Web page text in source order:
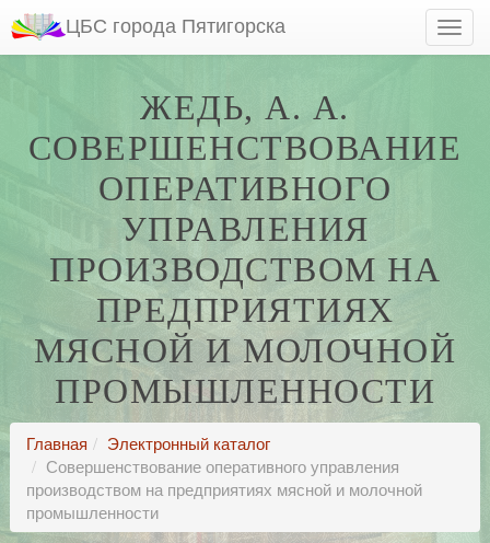
ЦБС города Пятигорска
ЖЕДЬ, А. А.
СОВЕРШЕНСТВОВАНИЕ
ОПЕРАТИВНОГО
УПРАВЛЕНИЯ
ПРОИЗВОДСТВОМ НА
ПРЕДПРИЯТИЯХ
МЯСНОЙ И МОЛОЧНОЙ
ПРОМЫШЛЕННОСТИ
Главная
Электронный каталог
Совершенствование оперативного управления
производством на предприятиях мясной и молочной
промышленности